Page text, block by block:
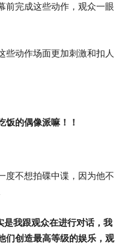
前完成这些动作，观众一眼
些动作场面更加刺激和扣人
饭的偶像派嘛！！
度不想拍碟中谍，因为他不
是我跟观众在进行对话，我
们创造最高等级的娱乐，观